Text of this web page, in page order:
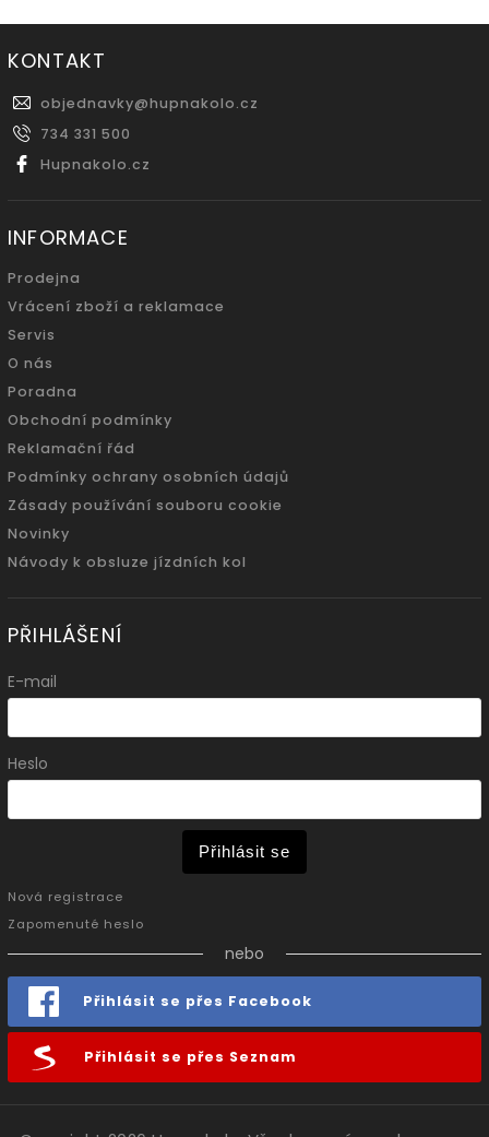
KONTAKT
objednavky@hupnakolo.cz
734 331 500
Hupnakolo.cz
INFORMACE
Prodejna
Vrácení zboží a reklamace
Servis
O nás
Poradna
Obchodní podmínky
Reklamační řád
Podmínky ochrany osobních údajů
Zásady používání souboru cookie
Novinky
Návody k obsluze jízdních kol
PŘIHLÁŠENÍ
E-mail
Heslo
Přihlásit se
Nová registrace
Zapomenuté heslo
nebo
Přihlásit se přes Facebook
Přihlásit se přes Seznam